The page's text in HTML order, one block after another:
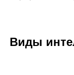
Виды